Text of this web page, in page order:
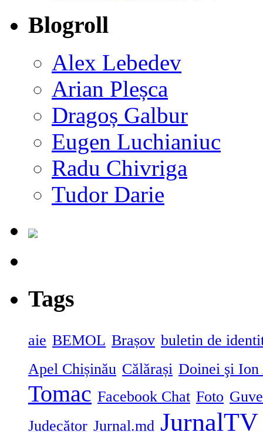
Blogroll
Alex Lebedev
Arian Pleșca
Dragoș Galbur
Eugen Luchianiuc
Radu Chivriga
Tudor Darie
Tags
aie BEMOL Brașov buletin de
Apel Chișinău Călărași Doinei şi Ion
Tomac Facebook Chat Foto
Judecător Jurnal.md JurnalTV